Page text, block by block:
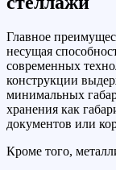
Главное
несущая
современных
конструкции
минимальных
хранения как
документов или
Кроме того,